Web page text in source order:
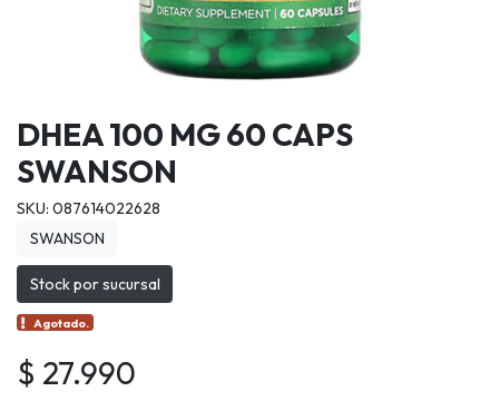
DHEA 100 MG 60 CAPS
SWANSON
SKU: 087614022628
SWANSON
Stock por sucursal
Agotado.
$ 27.990